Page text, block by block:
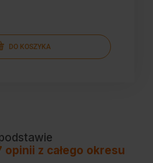
DO KOSZYKA
opinii z całego okresu